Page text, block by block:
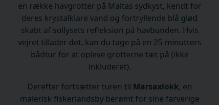
en række havgrotter på Maltas sydkyst, kendt for
deres krystalklare vand og fortryllende blå glød
skabt af sollysets refleksion på havbunden. Hvis
vejret tillader det, kan du tage på en 25-minutters
bådtur for at opleve grotterne tæt på (ikke
inkluderet).
Derefter fortsætter turen til Marsaxlokk, en
malerisk fiskerlandsby berømt for sine farverige